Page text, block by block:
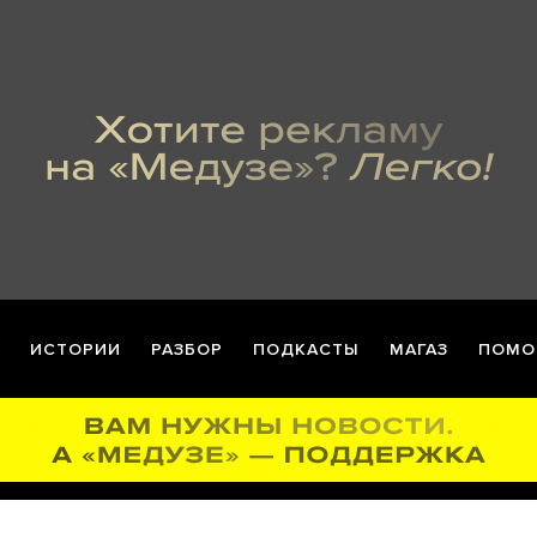
ИСТОРИИ РАЗБОР ПОДКАСТЫ МАГАЗ